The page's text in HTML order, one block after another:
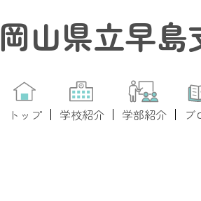
岡山県立早島
トップ 学校紹介 学部紹介 ブ